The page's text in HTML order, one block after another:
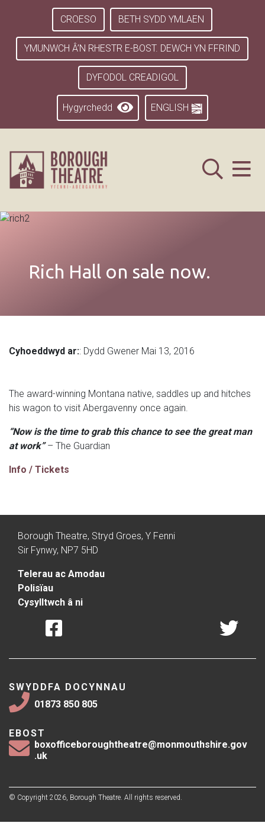
CROESO BETH SYDD YMLAEN
YMUNWCH Â’N RHESTR E-BOST. DEWCH YN FFRIND
DYFODOL CREADIGOL
Hygyrchedd ENGLISH
Rich Hall on sale now.
Cyhoeddwyd ar:: Dydd Gwener Mai 13, 2016
The award-winning Montana native, saddles up and hitches
his wagon to visit Abergavenny once again.
“Now is the time to grab this chance to see the great man
at work”– The Guardian
Info / Tickets
Borough Theatre, Stryd Groes, Y Fenni
Sir Fynwy, NP7 5HD
Telerau ac Amodau
Polisïau
Cysylltwch â ni
SWYDDFA DOCYNNAU
01873 850 805
EBOST
boxofficeboroughtheatre@monmouthshire.gov
.uk
© Copyright 2026, Borough Theatre. All rights reserved.